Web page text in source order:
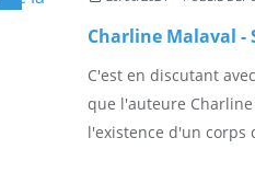
C'est en discutant
que l'auteure
l'existence d'un corps